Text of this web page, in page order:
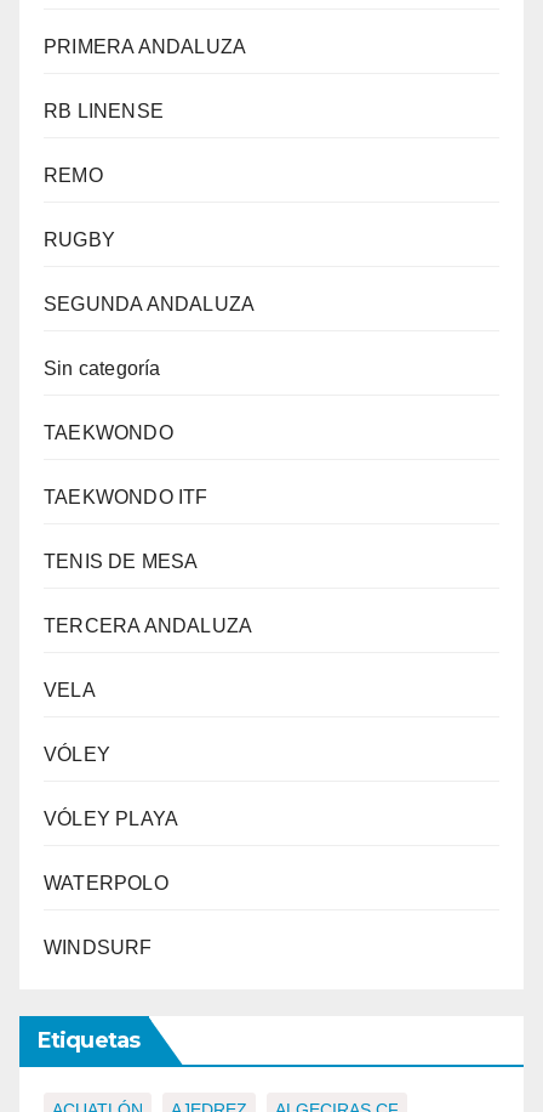
PRIMERA ANDALUZA
RB LINENSE
REMO
RUGBY
SEGUNDA ANDALUZA
Sin categoría
TAEKWONDO
TAEKWONDO ITF
TENIS DE MESA
TERCERA ANDALUZA
VELA
VÓLEY
VÓLEY PLAYA
WATERPOLO
WINDSURF
Etiquetas